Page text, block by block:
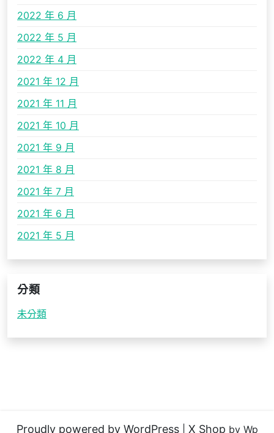
2022 年 6 月
2022 年 5 月
2022 年 4 月
2021 年 12 月
2021 年 11 月
2021 年 10 月
2021 年 9 月
2021 年 8 月
2021 年 7 月
2021 年 6 月
2021 年 5 月
分類
未分類
Proudly powered by WordPress X Shop by Wp